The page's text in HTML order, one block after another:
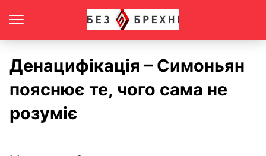
Денацифікація – Симоньян
пояснює те, чого сама не
розуміє